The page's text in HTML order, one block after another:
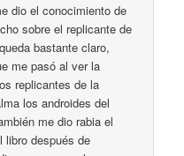
dio el conocimiento de
sobre el replicante de
bastante claro,
me pasó al ver la
replicantes de la
los androides del
me dio rabia el
libro después de